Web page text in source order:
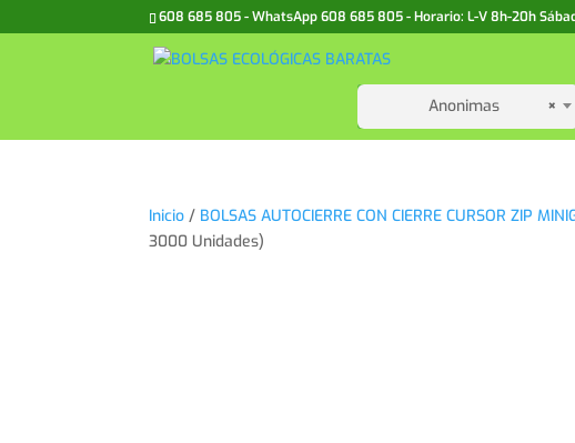
608 685 805 - WhatsApp 608 685 805 - Horario: L-V 8h-20h
×
Anonimas
Inicio / BOLSAS AUTOCIERRE CON CIERRE CURSOR ZIP
3000 Unidades)